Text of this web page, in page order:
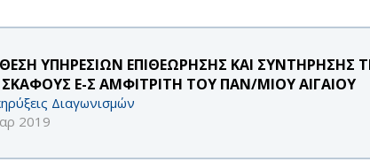
ΥΠΗΡΕΣΙΩΝ ΕΠΙΘΕΩΡΗΣΗΣ ΚΑΙ ΣΥΝΤΗΡΗΣΗΣ
Ε-Σ ΑΜΦΙΤΡΙΤΗ ΤΟΥ ΠΑΝ/ΜΙΟΥ ΑΙΓΑΙΟΥ
Διαγωνισμών
2019